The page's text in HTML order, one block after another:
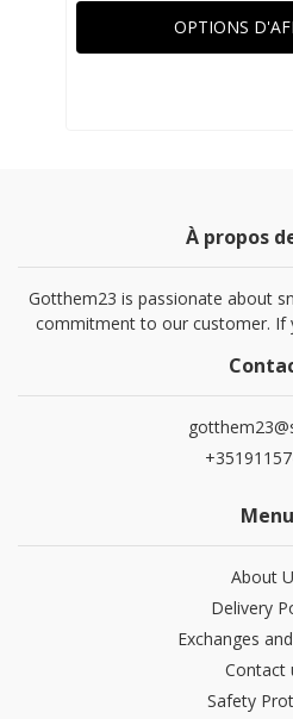
OPTIONS
À propos
Gotthem23 is passionate about
commitment to our customer. If
Menu
About
Delivery
Exchanges
Contact
Safety